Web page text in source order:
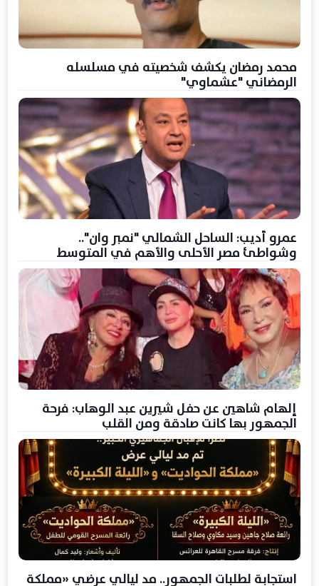
محمد رمضان يكشف شخصيته في مسلسله
الرمضاني "عشماوي"
عمرو أديب: الساحل الشمالي "نمبر وان"..
وشواطئ مصر الأحلى والأهم في المتوسط
إلهام شاهين عن حفل شيرين عبد الوهاب: فرحة
الجمهور بها كانت صادقة ومن القلب
استجابة لطلبات الجمهور.. مد ليالي عرضي «مملكة